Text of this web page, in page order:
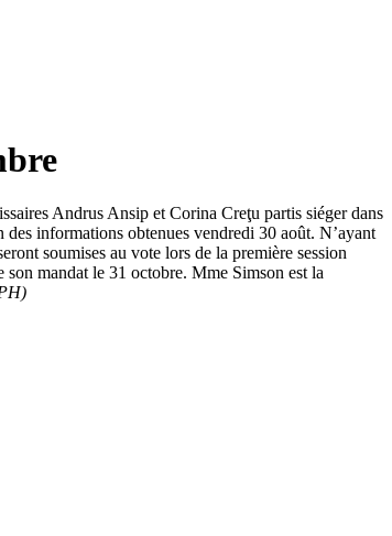
Andrus Ansip et Corina Creţu partis siéger dans
des informations obtenues vendredi 30 août. N’ayant
soumises au vote lors de la première session
mandat le 31 octobre. Mme Simson est la